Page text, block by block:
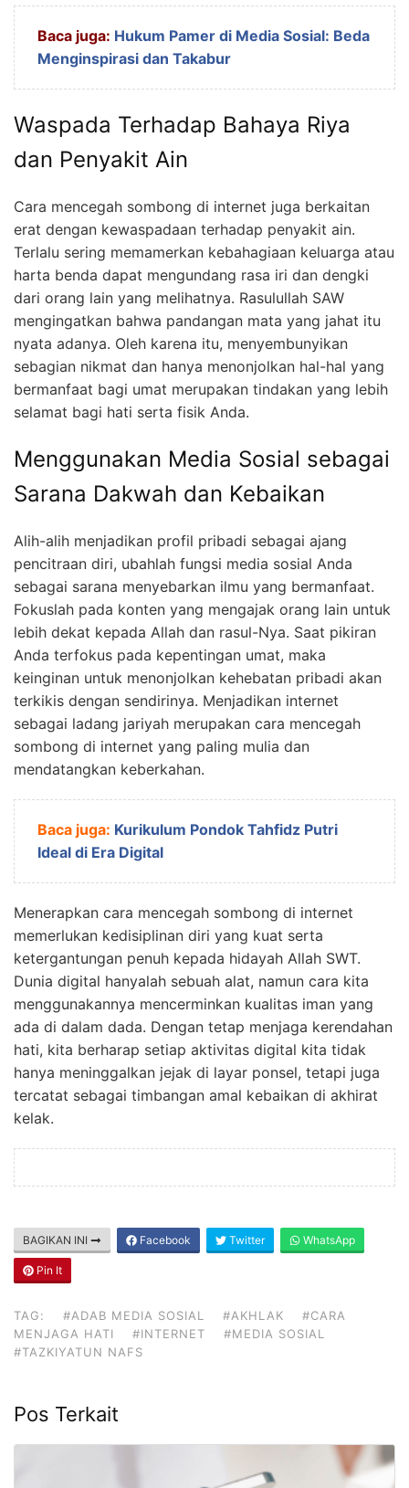
Baca juga: Hukum Pamer di Media Sosial: Beda
Menginspirasi dan Takabur
Waspada Terhadap Bahaya Riya
dan Penyakit Ain
Cara mencegah sombong di internet juga berkaitan
erat dengan kewaspadaan terhadap penyakit ain.
Terlalu sering memamerkan kebahagiaan keluarga atau
harta benda dapat mengundang rasa iri dan dengki
dari orang lain yang melihatnya. Rasulullah SAW
mengingatkan bahwa pandangan mata yang jahat itu
nyata adanya. Oleh karena itu, menyembunyikan
sebagian nikmat dan hanya menonjolkan hal-hal yang
bermanfaat bagi umat merupakan tindakan yang lebih
selamat bagi hati serta fisik Anda.
Menggunakan Media Sosial sebagai
Sarana Dakwah dan Kebaikan
Alih-alih menjadikan profil pribadi sebagai ajang
pencitraan diri, ubahlah fungsi media sosial Anda
sebagai sarana menyebarkan ilmu yang bermanfaat.
Fokuslah pada konten yang mengajak orang lain untuk
lebih dekat kepada Allah dan rasul-Nya. Saat pikiran
Anda terfokus pada kepentingan umat, maka
keinginan untuk menonjolkan kehebatan pribadi akan
terkikis dengan sendirinya. Menjadikan internet
sebagai ladang jariyah merupakan cara mencegah
sombong di internet yang paling mulia dan
mendatangkan keberkahan.
Baca juga: Kurikulum Pondok Tahfidz Putri
Ideal di Era Digital
Menerapkan cara mencegah sombong di internet
memerlukan kedisiplinan diri yang kuat serta
ketergantungan penuh kepada hidayah Allah SWT.
Dunia digital hanyalah sebuah alat, namun cara kita
menggunakannya mencerminkan kualitas iman yang
ada di dalam dada. Dengan tetap menjaga kerendahan
hati, kita berharap setiap aktivitas digital kita tidak
hanya meninggalkan jejak di layar ponsel, tetapi juga
tercatat sebagai timbangan amal kebaikan di akhirat
kelak.
BAGIKAN INI Facebook Twitter WhatsApp
Pin It
TAG: #ADAB MEDIA SOSIAL #AKHLAK
#CARA
MENJAGA HATI
#INTERNET
#MEDIA SOSIAL
#TAZKIYATUN NAFS
Pos Terkait